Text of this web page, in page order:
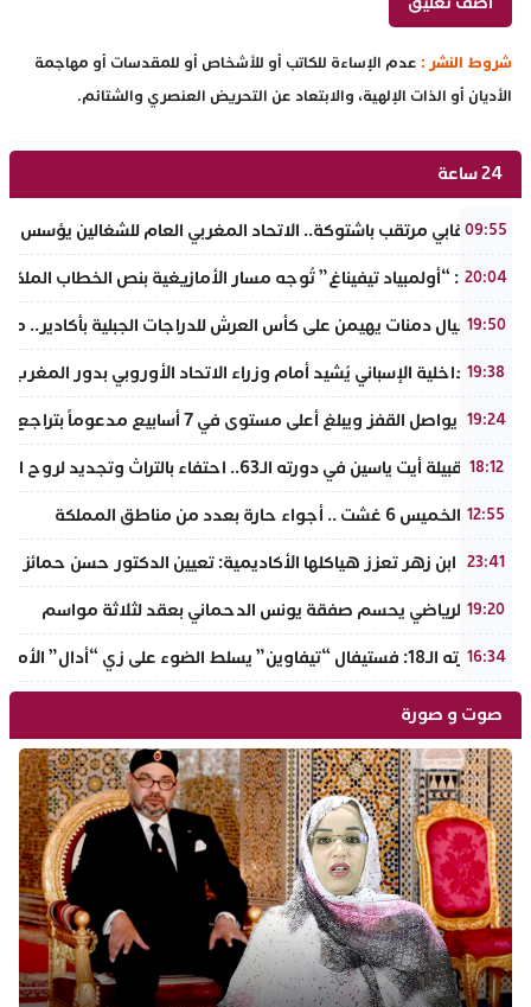
شروط النشر : عدم الإساءة للكاتب أو للأشخاص أو للمقدسات أو مهاجمة
الأديان أو الذات الإلهية، والابتعاد عن التحريض العنصري والشتائم.
24 ساعة
09:55
حدث نقابي مرتقب باشتوكة.. الاتحاد المغربي العام للشغالين
20:04
تفراوت: “أولمبياد تيفيناغ” تُوجه مسار الأمازيغية بنص الخطاب الملكي
19:50
نادي أجيال دمنات يهيمن على كأس العرش للدراجات الجبلية بأكادير..
19:38
وزير الداخلية الإسباني يُشيد أمام وزراء الاتحاد الأوروبي بدور
19:24
الذهب يواصل القفز ويبلغ أعلى مستوى في 7 أسابيع مدعوماً بتراجع الدولار وانخفاض عوائد السندات
18:12
ملتقى قبيلة أيت ياسين في دورته الـ63.. احتفاء بالتراث وتجديد لروح الانتماء الوطني
12:55
طقس الخميس 6 غشت .. أجواء حارة بعدد من مناطق المملكة
23:41
جامعة ابن زهر تعزز هياكلها الأكاديمية: تعيين الدكتور حسن حمائز
19:20
الرجاء الرياضي يحسم صفقة يونس الدحماني بعقد لثلاثة مواسم
16:34
في دورته الـ18: فستيفال “تيفاوين” يسلط الضوء على زي “أدال” الأمازيغي ويكرم رائدات التطريز والتصميم بالـأطلس الصغير
صوت و صورة